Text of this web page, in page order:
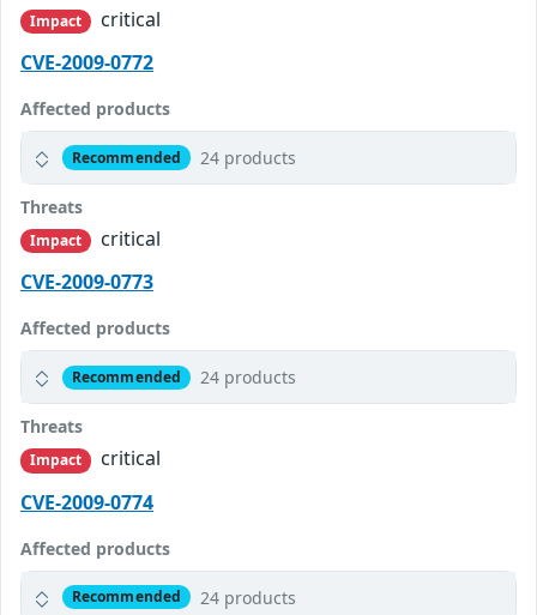
Impact
critical
CVE-2009-0772
Affected products
Recommended 24 products
Threats
Impact
critical
CVE-2009-0773
Affected products
Recommended 24 products
Threats
Impact
critical
CVE-2009-0774
Affected products
Recommended 24 products